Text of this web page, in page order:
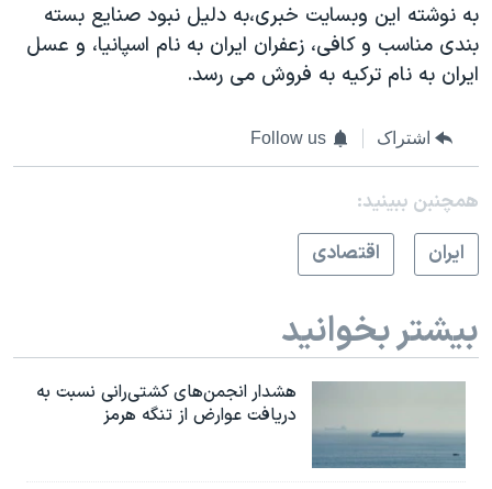
به نوشته این وبسایت خبری،به دلیل نبود صنایع بسته
بندی مناسب و کافی، زعفران ایران به نام اسپانیا، و عسل
ایران به نام ترکیه به فروش می رسد.
اشتراک Follow us
همچنبن ببینید:
ايران
اقتصادی
بیشتر بخوانید
هشدار انجمن‌های کشتی‌رانی نسبت به
دریافت عوارض از تنگه هرمز